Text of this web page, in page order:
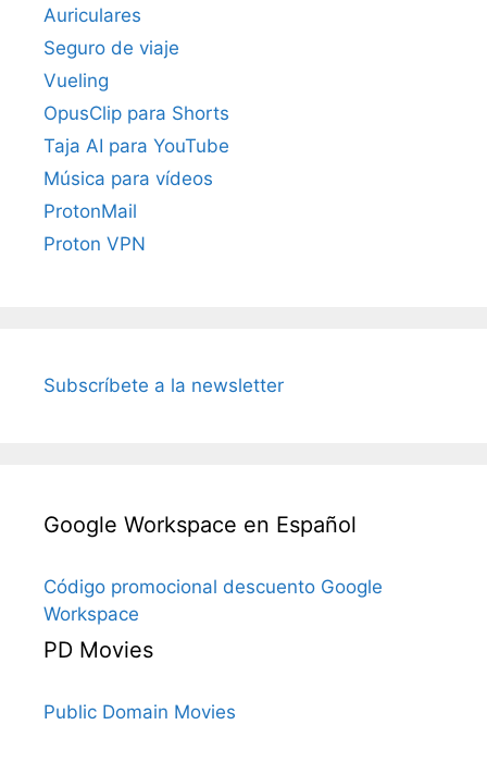
Auriculares
Seguro de viaje
Vueling
OpusClip para Shorts
Taja AI para YouTube
Música para vídeos
ProtonMail
Proton VPN
Subscríbete a la newsletter
Google Workspace en Español
Código promocional descuento Google
Workspace
PD Movies
Public Domain Movies